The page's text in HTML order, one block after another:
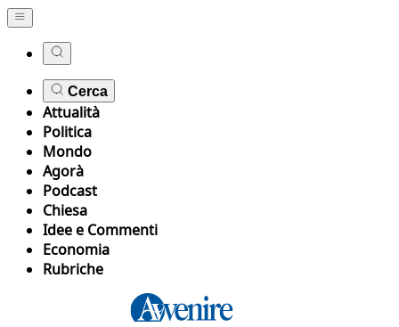
Cerca
Attualità
Politica
Mondo
Agorà
Podcast
Chiesa
Idee e Commenti
Economia
Rubriche